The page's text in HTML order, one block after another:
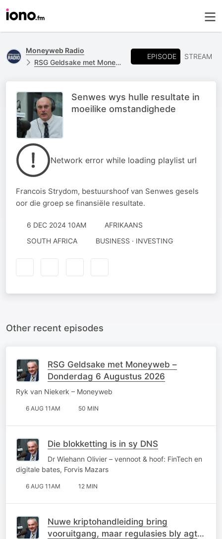
Moneyweb Radio
RSG Geldsake met Moneyweb
EPISODE STREAM
Senwes wys hulle resultate in
moeilike omstandighede
Network error while loading playlist url
Francois Strydom, bestuurshoof van Senwes gesels
oor die groep se finansiële resultate.
6 DEC 2024 10AM
AFRIKAANS
SOUTH AFRICA
BUSINESS · INVESTING
Other recent episodes
RSG Geldsake met Moneyweb –
Donderdag 6 Augustus 2026
Ryk van Niekerk – Moneyweb
6 AUG 11AM 50 MIN
Die blokketting is in sy DNS
Dr Wiehann Olivier – vennoot & hoof: FinTech en
digitale bates, Forvis Mazars
6 AUG 11AM 12 MIN
Nuwe kriptohandleiding bring
vooruitgang, maar regulasies bly agter